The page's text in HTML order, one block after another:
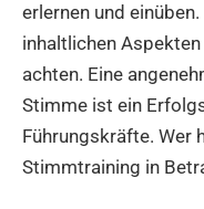
erlernen und
inhaltlichen
achten. Eine
Stimme ist ein
Führungskräfte. Wer
Stimmtraining in